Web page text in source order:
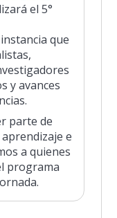
el 5°
que
y avances
parte de
e
a quienes
programa